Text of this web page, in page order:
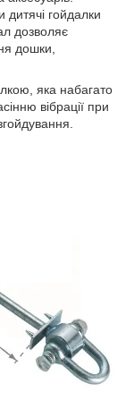
дитячі гойдалки
дозволяє
дошки,
яка набагато
вібрації при